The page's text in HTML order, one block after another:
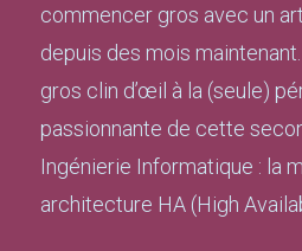
commencer gros avec un
depuis des mois
gros clin d’œil à la (seule)
passionnante de cette
Ingénierie Informatique : la
architecture HA (High